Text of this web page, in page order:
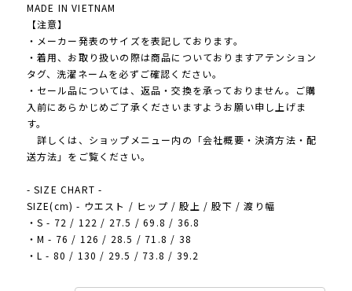
MADE IN VIETNAM
【注意】
・メーカー発表のサイズを表記しております。
・着用、お取り扱いの際は商品についておりますアテンション
タグ、洗濯ネームを必ずご確認ください。
・セール品については、返品・交換を承っておりません。ご購
入前にあらかじめご了承くださいますようお願い申し上げま
す。
詳しくは、ショップメニュー内の「会社概要・決済方法・配
送方法」をご覧ください。
- SIZE CHART -
SIZE(cm) - ウエスト / ヒップ / 股上 / 股下 / 渡り幅
・S - 72 / 122 / 27.5 / 69.8 / 36.8
・M - 76 / 126 / 28.5 / 71.8 / 38
・L - 80 / 130 / 29.5 / 73.8 / 39.2